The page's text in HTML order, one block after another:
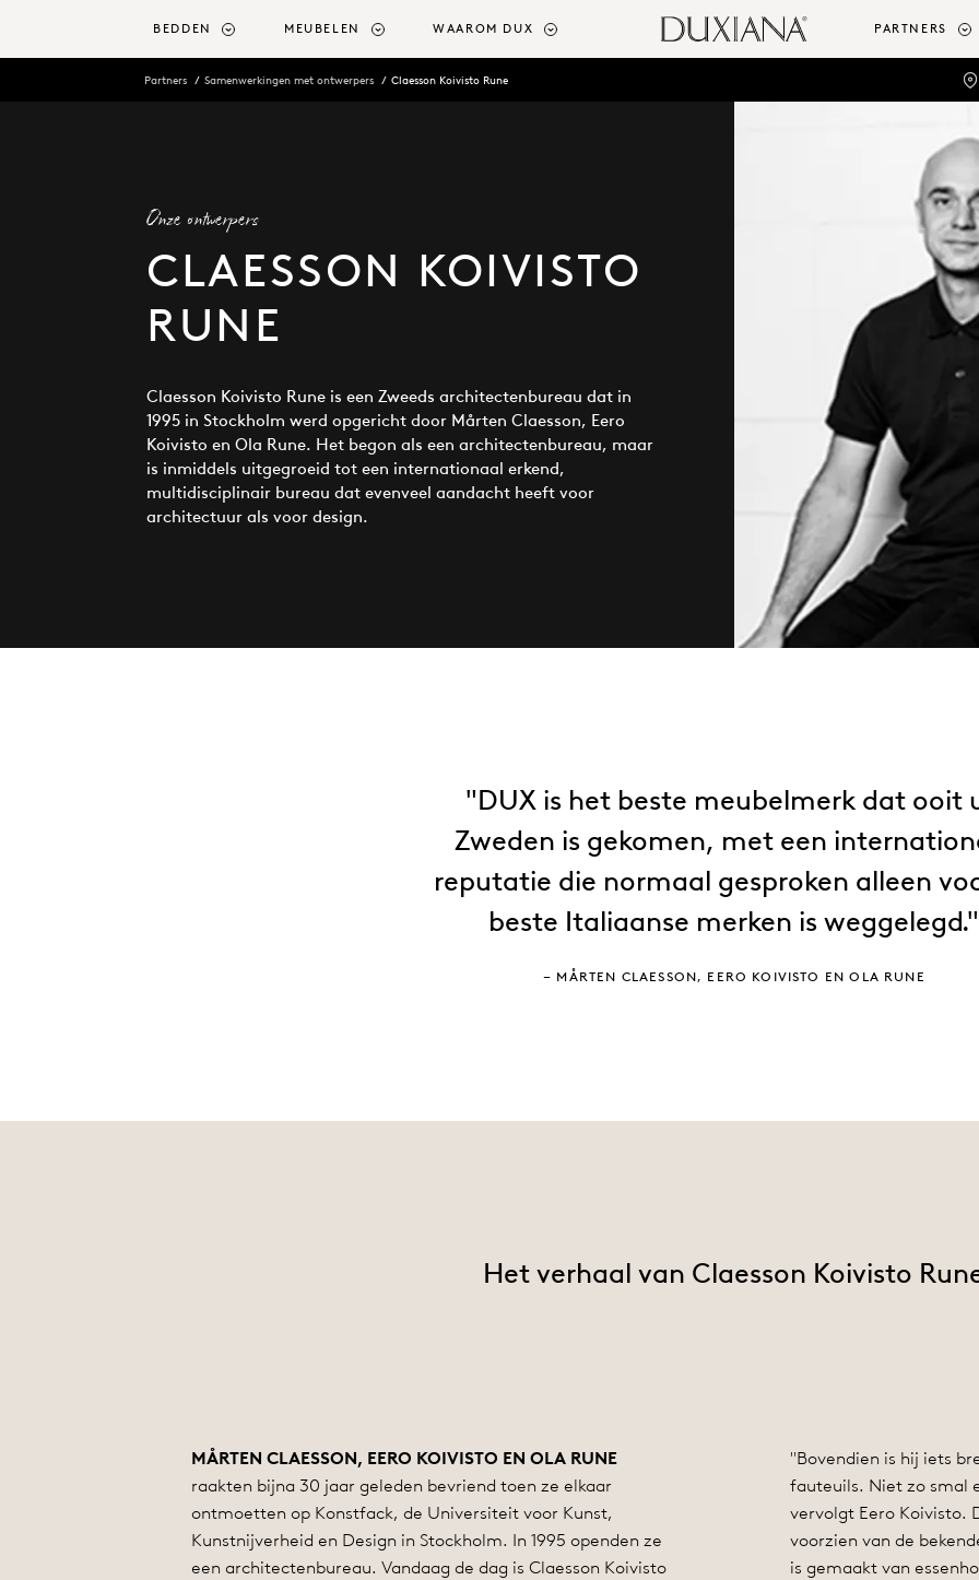
BEDDEN MEUBELEN WAAROM DUX PARTNERS
Partners Samenwerkingen met ontwerpers Claesson Koivisto Rune
Onze ontwerpers
CLAESSON KOIVISTO
RUNE
Claesson Koivisto Rune is een Zweeds architectenbureau dat in
1995 in Stockholm werd opgericht door Mårten Claesson, Eero
Koivisto en Ola Rune. Het begon als een architectenbureau, maar
is inmiddels uitgegroeid tot een internationaal erkend,
multidisciplinair bureau dat evenveel aandacht heeft voor
architectuur als voor design.
DUX is het beste meubelmerk dat ooit
Zweden is gekomen, met een
reputatie die normaal gesproken alleen
beste Italiaanse merken is weggelegd.
MÅRTEN CLAESSON, EERO KOIVISTO EN OLA RUNE
Het verhaal van Claesson Koivisto
MÅRTEN CLAESSON, EERO KOIVISTO EN OLA RUNE
raakten bijna 30 jaar geleden bevriend toen ze elkaar
ontmoetten op Konstfack, de Universiteit voor Kunst,
Kunstnijverheid en Design in Stockholm. In 1995 openden ze
een architectenbureau. Vandaag de dag is Claesson Koivisto
"Bovendien is hij iets
fauteuils. Niet zo smal
vervolgt Eero Koivisto.
voorzien van de
is gemaakt van